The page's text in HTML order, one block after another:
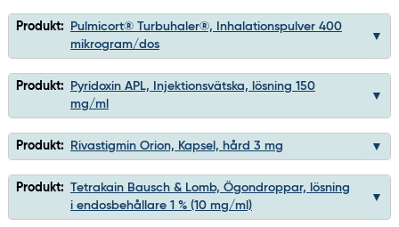
Produkt:
Pulmicort® Turbuhaler®, Inhalationspulver 400
mikrogram/dos
Produkt:
Pyridoxin APL, Injektionsvätska, lösning 150
mg/ml
Produkt: Rivastigmin Orion, Kapsel, hård 3 mg
Produkt: Tetrakain Bausch & Lomb, Ögondroppar, lösning
i endosbehållare 1 % (10 mg/ml)